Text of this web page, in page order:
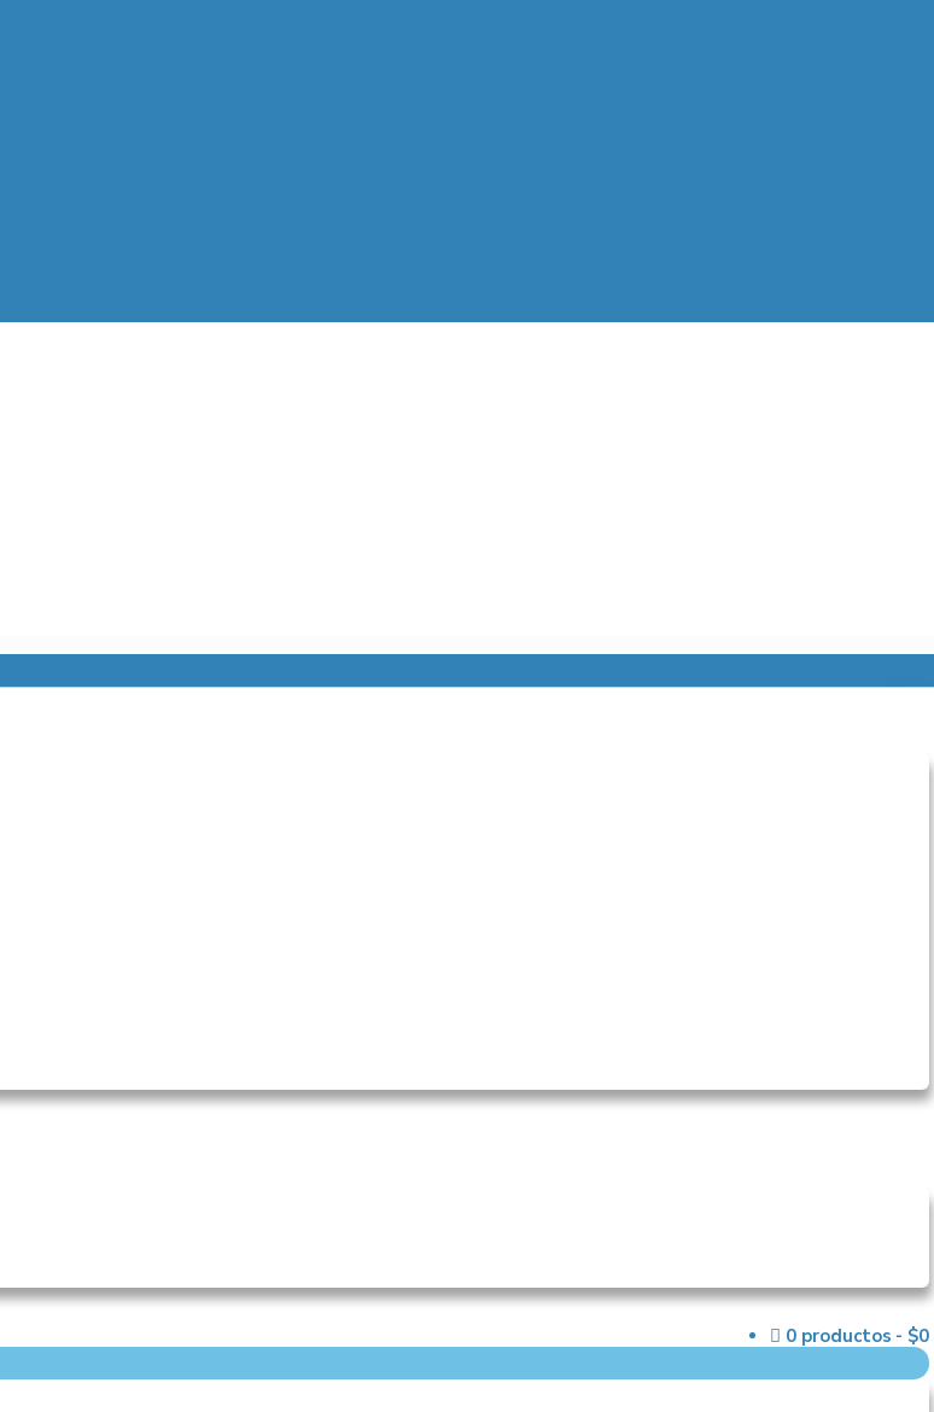
0 productos
$0